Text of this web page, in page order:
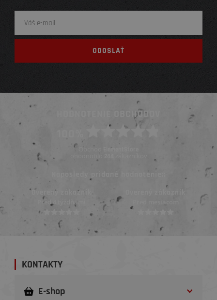
HODNOTENIE OBCHODOV
Obchod ElementStore
ohodnotilo
Naposledy pridané hodnotenie::
Overený zákazník
Pred 4 týždňami
KONTAKTY
E-shop